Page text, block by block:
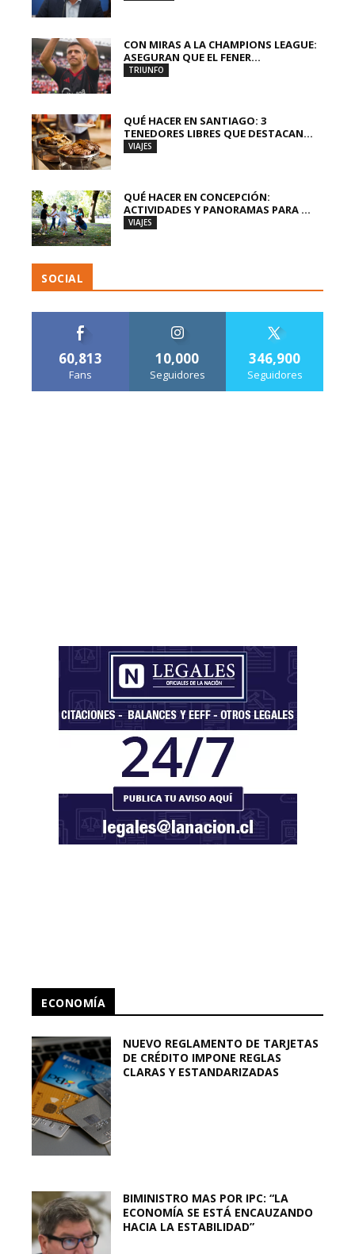
CON MIRAS A LA CHAMPIONS LEAGUE:
ASEGURAN QUE EL FENER...
TRIUNFO
QUÉ HACER EN SANTIAGO: 3
TENEDORES LIBRES QUE DESTACAN...
VIAJES
QUÉ HACER EN CONCEPCIÓN:
ACTIVIDADES Y PANORAMAS PARA ...
VIAJES
SOCIAL
60,813
Fans
10,000
Seguidores
346,900
Seguidores
ECONOMÍA
NUEVO REGLAMENTO DE TARJETAS
DE CRÉDITO IMPONE REGLAS
CLARAS Y ESTANDARIZADAS
BIMINISTRO MAS POR IPC: “LA
ECONOMÍA SE ESTÁ ENCAUZANDO
HACIA LA ESTABILIDAD”